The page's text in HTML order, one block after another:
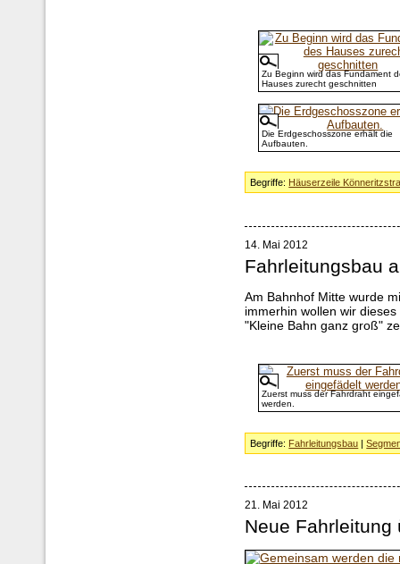
Zu Beginn wird das Fundament
Hauses zurecht geschnitten
Die Erdgeschosszone erhält die
Aufbauten.
Begriffe: Häuserzeile
14. Mai 2012
Fahrleitungsbau
Am Bahnhof Mitte wurde
immerhin wollen wir
"Kleine Bahn ganz groß"
Zuerst muss der Fahrdraht
werden.
Begriffe: Fahrleitungsbau |
21. Mai 2012
Neue Fahrleitung